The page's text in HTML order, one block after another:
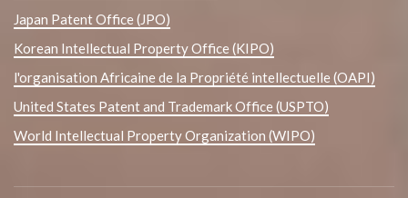
Japan Patent Office (JPO)
Korean Intellectual Property Office (KIPO)
l'organisation Africaine de la Propriété intellectuelle (OAPI)
United States Patent and Trademark Office (USPTO)
World Intellectual Property Organization (WIPO)